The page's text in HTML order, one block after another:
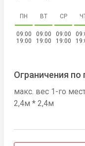
ПН
09:00
19:00
ВТ
09:00
19:00
СР
09:00
19:00
Ограничения по
макс. вес 1-го
2,4м * 2,4м